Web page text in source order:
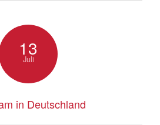
13
Juli
in Deutschland